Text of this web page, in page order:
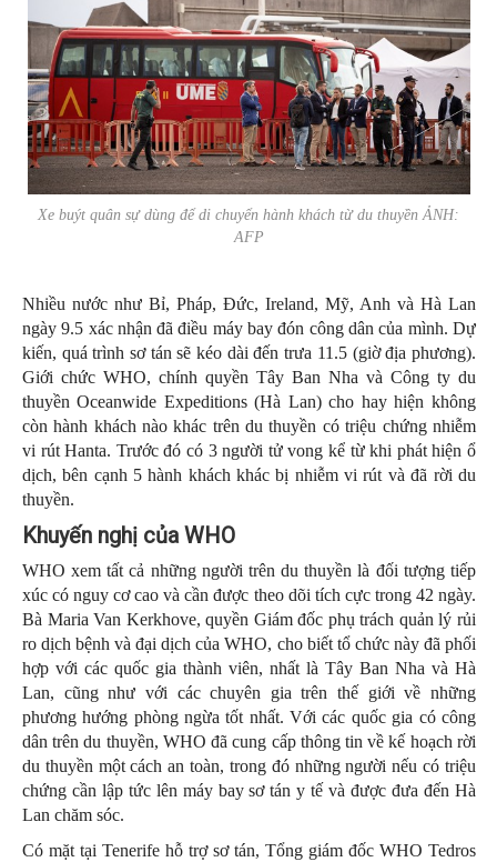
Xe buýt quân sự dùng để di chuyển hành khách từ du thuyền ẢNH:
AFP
Nhiều nước như Bỉ, Pháp, Đức, Ireland, Mỹ, Anh và Hà Lan
ngày 9.5 xác nhận đã điều máy bay đón công dân của mình. Dự
kiến, quá trình sơ tán sẽ kéo dài đến trưa 11.5 (giờ địa phương).
Giới chức WHO, chính quyền Tây Ban Nha và Công ty du
thuyền Oceanwide Expeditions (Hà Lan) cho hay hiện không
còn hành khách nào khác trên du thuyền có triệu chứng nhiễm
vi rút Hanta. Trước đó có 3 người tử vong kể từ khi phát hiện ổ
dịch, bên cạnh 5 hành khách khác bị nhiễm vi rút và đã rời du
thuyền.
Khuyến nghị của WHO
WHO xem tất cả những người trên du thuyền là đối tượng tiếp
xúc có nguy cơ cao và cần được theo dõi tích cực trong 42 ngày.
Bà Maria Van Kerkhove, quyền Giám đốc phụ trách quản lý rủi
ro dịch bệnh và đại dịch của WHO, cho biết tổ chức này đã phối
hợp với các quốc gia thành viên, nhất là Tây Ban Nha và Hà
Lan, cũng như với các chuyên gia trên thế giới về những
phương hướng phòng ngừa tốt nhất. Với các quốc gia có công
dân trên du thuyền, WHO đã cung cấp thông tin về kế hoạch rời
du thuyền một cách an toàn, trong đó những người nếu có triệu
chứng cần lập tức lên máy bay sơ tán y tế và được đưa đến Hà
Lan chăm sóc.
Có mặt tại Tenerife hỗ trợ sơ tán, Tổng giám đốc WHO Tedros